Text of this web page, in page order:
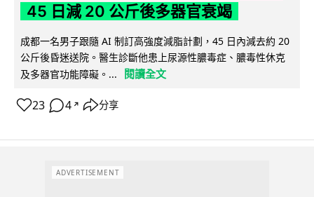
45 日減 20 公斤後多器官衰竭
成都一名男子跟隨 AI 制訂高強度減脂計劃，45 日內減去約 20
公斤後昏迷送院。醫生診斷他患上尿源性膿毒症、膿毒性休克
及多器官功能障礙。...
閱讀全文
23 4 ↗ 分享
ADVERTISEMENT